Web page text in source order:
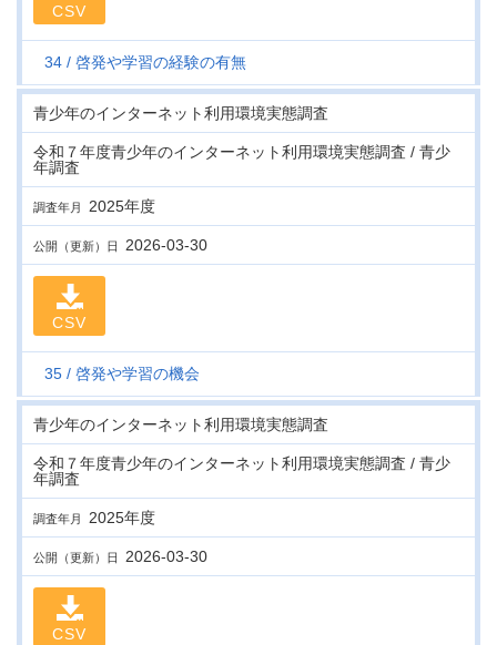
CSV
34 啓発や学習の経験の有無
青少年のインターネット利用環境実態調査
令和７年度青少年のインターネット利用環境実態調査 / 青少
年調査
調査年月 2025年度
公開（更新）日 2026-03-30
CSV
35 啓発や学習の機会
青少年のインターネット利用環境実態調査
令和７年度青少年のインターネット利用環境実態調査 / 青少
年調査
調査年月 2025年度
公開（更新）日 2026-03-30
CSV